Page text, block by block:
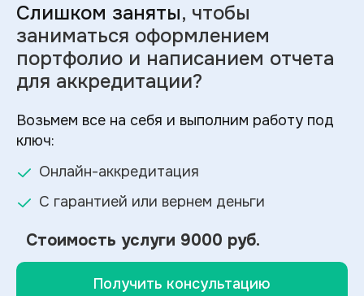
Слишком заняты, чтобы
заниматься оформлением
портфолио и написанием отчета
для аккредитации?
Возьмем все на себя и выполним работу под
ключ:
Онлайн-аккредитация
С гарантией или вернем деньги
Стоимость услуги 9000 руб.
Получить консультацию